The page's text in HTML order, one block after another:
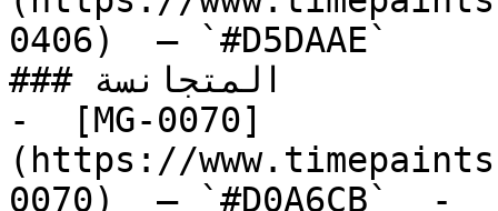
0406)  — `#D5DAAE`
### المتجانسة
-  [MG-0070]
(https://
0070)  — `#D0A6CB`  -